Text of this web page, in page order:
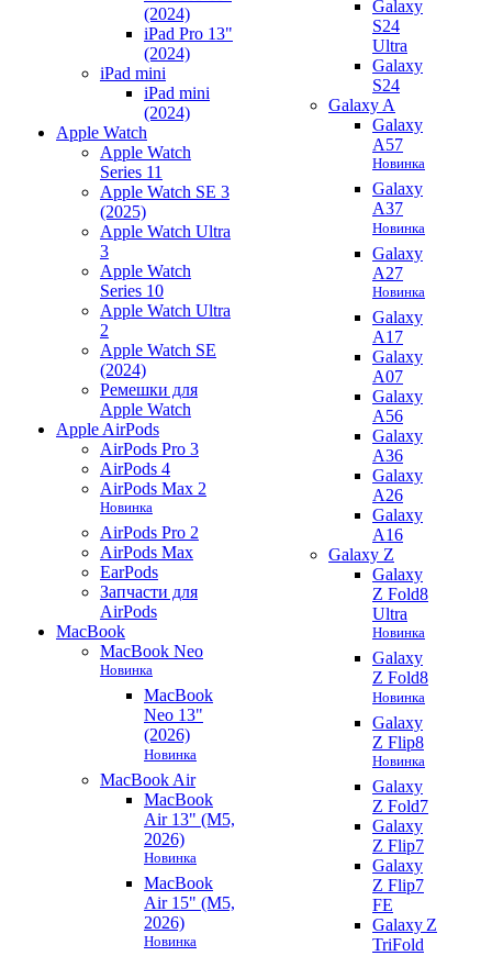
(2024)
iPad Pro 13"
(2024)
iPad mini
iPad mini
(2024)
Apple Watch
Apple Watch
Series 11
Apple Watch SE 3
(2025)
Apple Watch Ultra
3
Apple Watch
Series 10
Apple Watch Ultra
2
Apple Watch SE
(2024)
Ремешки для
Apple Watch
Apple AirPods
AirPods Pro 3
AirPods 4
AirPods Max 2
Новинка
AirPods Pro 2
AirPods Max
EarPods
Запчасти для
AirPods
MacBook
MacBook Neo
Новинка
MacBook
Neo 13"
(2026)
Новинка
MacBook Air
MacBook
Air 13" (M5,
2026)
Новинка
MacBook
Air 15" (M5,
2026)
Новинка
Galaxy
S24
Ultra
Galaxy
S24
Galaxy A
Galaxy
A57
Новинка
Galaxy
A37
Новинка
Galaxy
A27
Новинка
Galaxy
A17
Galaxy
A07
Galaxy
A56
Galaxy
A36
Galaxy
A26
Galaxy
A16
Galaxy Z
Galaxy
Z Fold8
Ultra
Новинка
Galaxy
Z Fold8
Новинка
Galaxy
Z Flip8
Новинка
Galaxy
Z Fold7
Galaxy
Z Flip7
Galaxy
Z Flip7
FE
Galaxy Z
TriFold